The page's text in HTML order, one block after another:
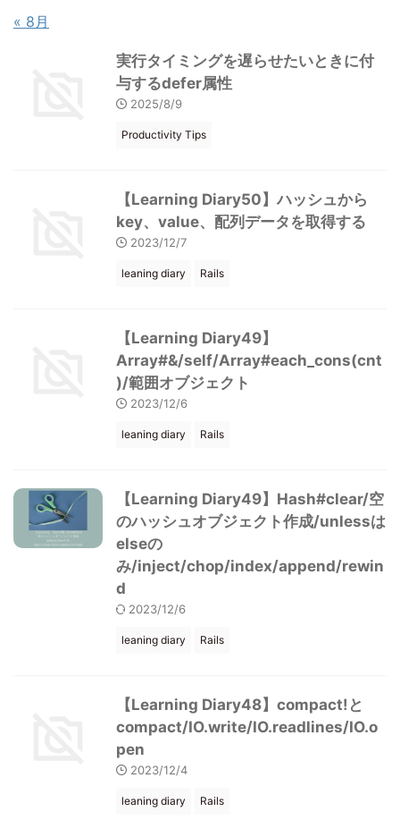
« 8月
実行タイミングを遅らせたいときに付
与するdefer属性
2025/8/9
Productivity Tips
【Learning Diary50】ハッシュから
key、value、配列データを取得する
2023/12/7
leaning diary Rails
【Learning Diary49】
Array#&/self/Array#each_cons(cnt
)/範囲オブジェクト
2023/12/6
leaning diary Rails
【Learning Diary49】Hash#clear/空
のハッシュオブジェクト作成/unlessは
elseの
み/inject/chop/index/append/rewin
d
2023/12/6
leaning diary Rails
【Learning Diary48】compact!と
compact/IO.write/IO.readlines/IO.o
pen
2023/12/4
leaning diary Rails